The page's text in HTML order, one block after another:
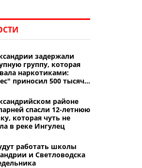
задержали
группу, которая
наркотиками:
приносил 500 тысяч
районе
спасли 12-летнюю
которая чуть не
в реке Ингулец
работать школы
и Светловодска